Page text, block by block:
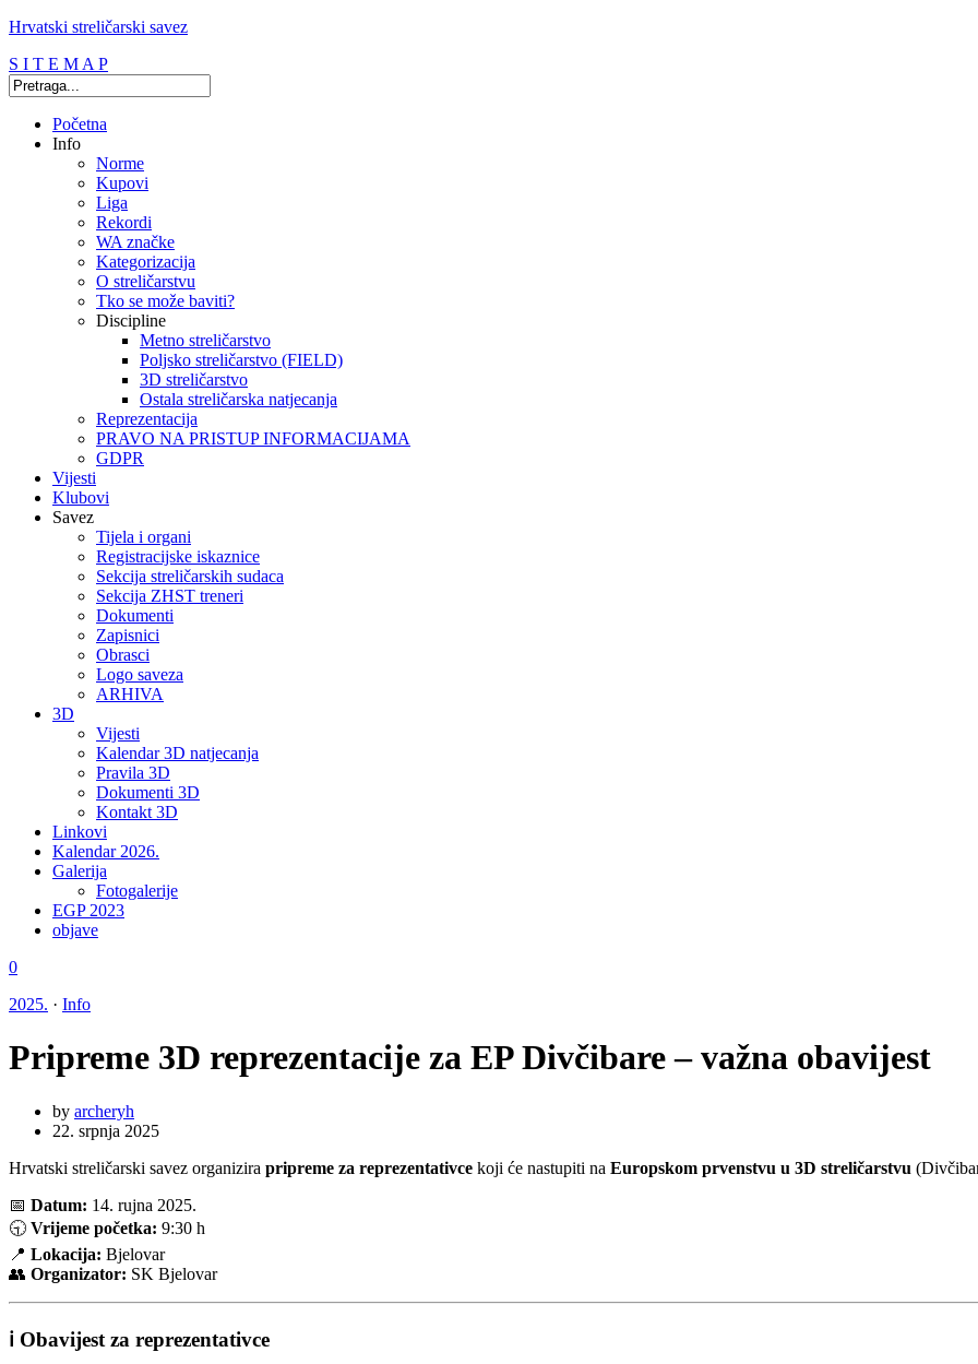
Hrvatski streličarski savez
S I T E M A P
Početna
Info
Norme
Kupovi
Liga
Rekordi
WA značke
Kategorizacija
O streličarstvu
Tko se može baviti?
Discipline
Metno streličarstvo
Poljsko streličarstvo (FIELD)
3D streličarstvo
Ostala streličarska natjecanja
Reprezentacija
PRAVO NA PRISTUP INFORMACIJAMA
GDPR
Vijesti
Klubovi
Savez
Tijela i organi
Registracijske iskaznice
Sekcija streličarskih sudaca
Sekcija ZHST treneri
Dokumenti
Zapisnici
Obrasci
Logo saveza
ARHIVA
3D
Vijesti
Kalendar 3D natjecanja
Pravila 3D
Dokumenti 3D
Kontakt 3D
Linkovi
Kalendar 2026.
Galerija
Fotogalerije
EGP 2023
objave
0
2025. · Info
Pripreme 3D reprezentacije za EP Divčibare – važna obavijest
by archeryh
22. srpnja 2025
Hrvatski streličarski savez organizira pripreme za reprezentativce koji će nastupiti na Europskom prvenstvu u 3D streličarstvu
📅 Datum: 14. rujna 2025.
🕤 Vrijeme početka: 9:30 h
📍 Lokacija: Bjelovar
👥 Organizator: SK Bjelovar
ℹ️ Obavijest za reprezentativce